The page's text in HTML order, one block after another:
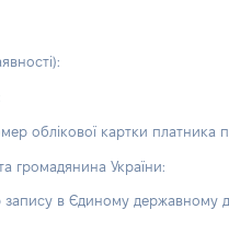
облікової картки платника
громадянина України:
запису в Єдиному державному